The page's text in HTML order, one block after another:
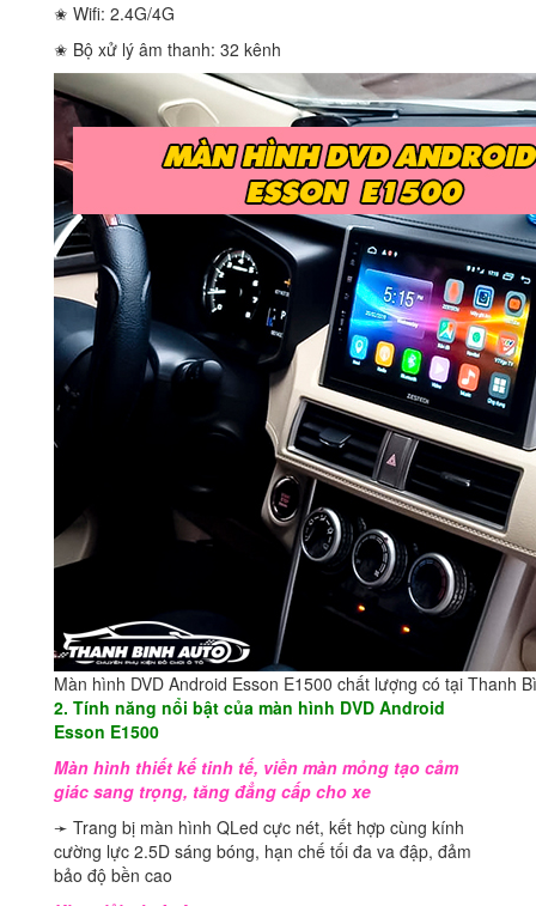
✬ Wifi: 2.4G/4G
✬ Bộ xử lý âm thanh: 32 kênh
Màn hình DVD Android Esson E1500 chất lượng có tại Thanh
2. Tính năng nổi bật của màn hình DVD Android
Esson E1500
Màn hình thiết kế tinh tế, viền màn mỏng tạo cảm
giác sang trọng, tăng đẳng cấp cho xe
➛ Trang bị màn hình QLed cực nét, kết hợp cùng kính
cường lực 2.5D sáng bóng, hạn chế tối đa va đập, đảm
bảo độ bền cao